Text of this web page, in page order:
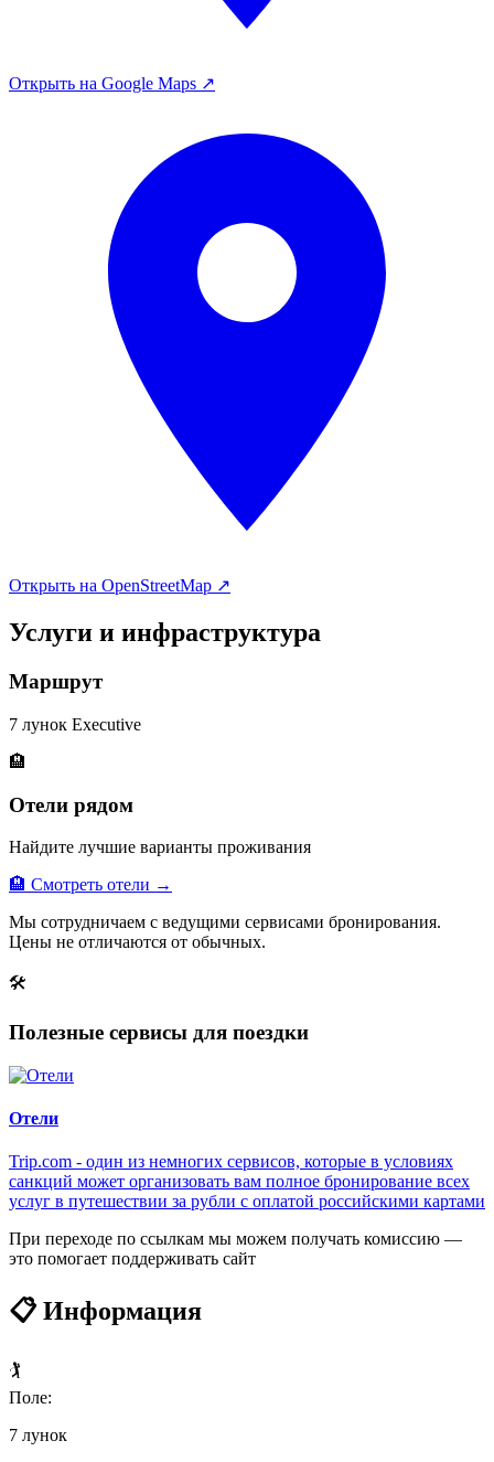
Открыть на Google Maps ↗
Открыть на OpenStreetMap ↗
Услуги и инфраструктура
Маршрут
7 лунок Executive
🏨
Отели рядом
Найдите лучшие варианты проживания
🏨 Смотреть отели →
Мы сотрудничаем с ведущими сервисами бронирования.
Цены не отличаются от обычных.
🛠
Полезные сервисы для поездки
Отели
Trip.com - один из немногих сервисов, которые в условиях
санкций может организовать вам полное бронирование всех
услуг в путешествии за рубли с оплатой российскими картами
При переходе по ссылкам мы можем получать комиссию —
это помогает поддерживать сайт
📋 Информация
🏌️
Поле:
7 лунок